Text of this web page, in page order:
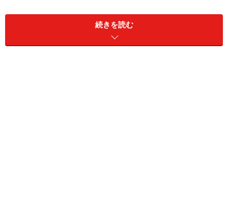
留学エージェントは多額の負債を抱える構造にはなって
続きを読む